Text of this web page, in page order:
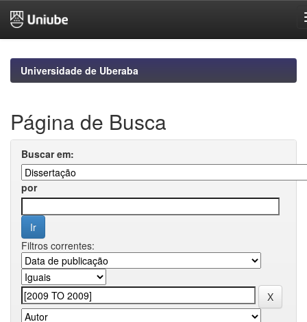
navigationUniversidade de Uberaba
Página de Busca
Buscar em:
por
Filtros correntes: